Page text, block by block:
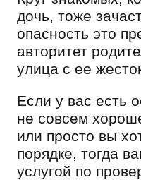
дочь, тоже
опасность это
авторитет
улица с ее
Если у вас есть
не совсем
или просто вы
порядке, тогда
услугой по